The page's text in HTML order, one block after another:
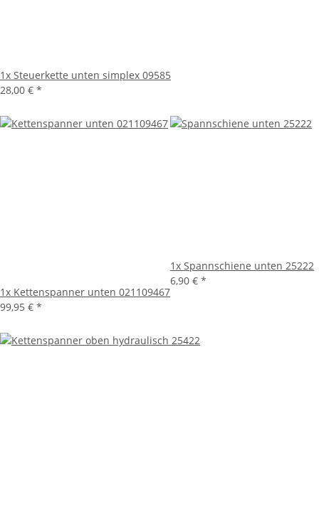
1x Steuerkette unten simplex 09585
28,00 € *
1x Kettenspanner unten 021109467
99,95 € *
1x Spannschiene unten 25222
6,90 € *